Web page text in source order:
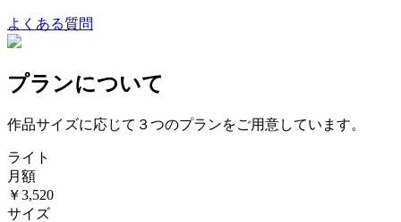
よくある質問
プランについて
作品サイズに応じて３つのプランをご用意しています。
ライト
月額
￥3,520
サイズ